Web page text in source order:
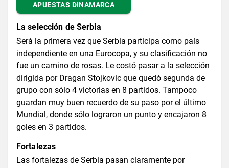
APUESTAS DINAMARCA
La selección de Serbia
Será la primera vez que Serbia participa como país
independiente en una Eurocopa, y su clasificación no
fue un camino de rosas. Le costó pasar a la selección
dirigida por Dragan Stojkovic que quedó segunda de
grupo con sólo 4 victorias en 8 partidos. Tampoco
guardan muy buen recuerdo de su paso por el último
Mundial, donde sólo lograron un punto y encajaron 8
goles en 3 partidos.
Fortalezas
Las fortalezas de Serbia pasan claramente por